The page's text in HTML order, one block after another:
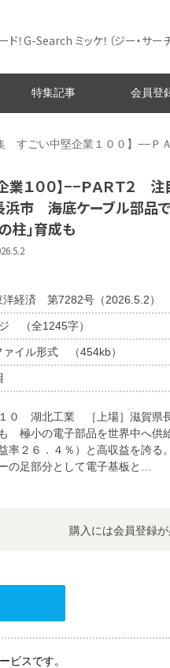
！G-Search ミッケ！ （ジー・サー
特集記事 会員登
すごい中堅企業１００】−−
業１００】−−ＰＡＲＴ２
浜市 海底ケーブル部品
柱」育成も
洋経済 第7282号（2026.5.2）
（全1245字）
ァイル形式 （454kb）
０ 湖北工業 ［上場］滋賀県
極小の電子部品を世界中へ供
率２６．４％）と高収益を誇
の足部分として電子基板と…
購入には会員登録
ビスです。